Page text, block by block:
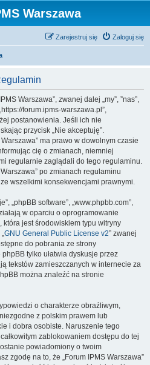
Warszawa
Zaloguj się
Zarejestruj się
Warszawa”, zwanej dalej „my”, ”nas”,
forum.ipms-warszawa.pl”,
postanowienia. Jeśli ich nie
przycisk „Nie akceptuję”.
ma prawo w dowolnym czasie
cię o zmianach, niemniej
regularnie zaglądali do tego regulaminu.
po zmianach regulaminu
wszelkimi konsekwencjami prawnymi.
„phpBB software”, „www.phpbb.com”,
w oparciu o oprogramowanie
jest środowiskiem typu witryny
GNU General Public License v2” zwanej
do pobrania ze strony
tylko ułatwia dyskusje przez
tekstów zamieszczanych w internecie za
można znaleźć na stronie
o charakterze obraźliwym,
z polskim prawem lub
i dobra osobiste. Naruszenie tego
zablokowaniem dostępu do tej
powiadomiony o twoim
zgodę na to, że „Forum IPMS Warszawa”